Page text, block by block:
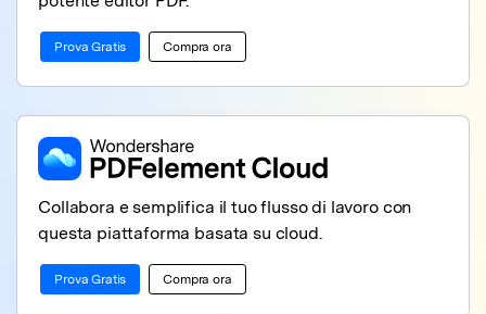
Prova Gratis Compra ora
Collabora e semplifica il tuo flusso di lavoro con
questa piattaforma basata su cloud.
Prova Gratis Compra ora